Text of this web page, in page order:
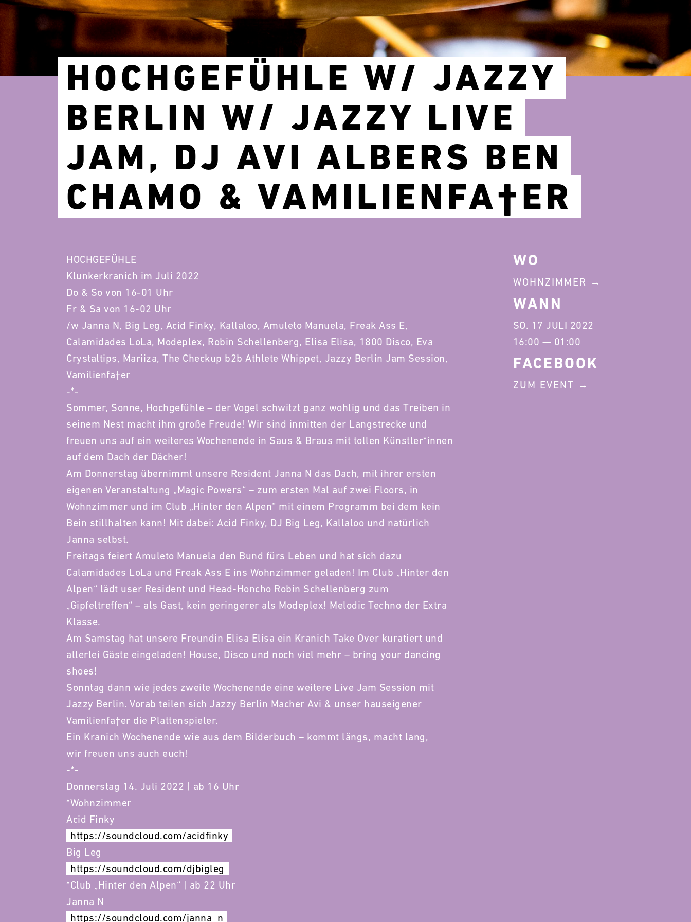
HOCHGEFÜHLE W/ JAZZY
BERLIN W/ JAZZY LIVE
JAM, DJ AVI ALBERS BEN
CHAMO & VAMILIENFA†ER
HOCHGEFÜHLE
Klunkerkranich im Juli 2022
Do & So von 16-01 Uhr
Fr & Sa von 16-02 Uhr
/w Janna N, Big Leg, Acid Finky, Kallaloo, Amuleto Manuela, Freak Ass E,
Calamidades LoLa, Modeplex, Robin Schellenberg, Elisa Elisa, 1800 Disco, Eva
Crystaltips, Mariiza, The Checkup b2b Athlete Whippet, Jazzy Berlin Jam Session,
Vamilienfa†er
-*-
Sommer, Sonne, Hochgefühle – der Vogel schwitzt ganz wohlig und das Treiben in
seinem Nest macht ihm große Freude! Wir sind inmitten der Langstrecke und
freuen uns auf ein weiteres Wochenende in Saus & Braus mit tollen Künstler*innen
auf dem Dach der Dächer!
Am Donnerstag übernimmt unsere Resident Janna N das Dach, mit ihrer ersten
eigenen Veranstaltung „Magic Powers“ – zum ersten Mal auf zwei Floors, in
Wohnzimmer und im Club „Hinter den Alpen“ mit einem Programm bei dem kein
Bein stillhalten kann! Mit dabei: Acid Finky, DJ Big Leg, Kallaloo und natürlich
Janna selbst.
Freitags feiert Amuleto Manuela den Bund fürs Leben und hat sich dazu
Calamidades LoLa und Freak Ass E ins Wohnzimmer geladen! Im Club „Hinter den
Alpen“ lädt user Resident und Head-Honcho Robin Schellenberg zum
„Gipfeltreffen“ – als Gast, kein geringerer als Modeplex! Melodic Techno der Extra
Klasse.
Am Samstag hat unsere Freundin Elisa Elisa ein Kranich Take Over kuratiert und
allerlei Gäste eingeladen! House, Disco und noch viel mehr – bring your dancing
shoes!
Sonntag dann wie jedes zweite Wochenende eine weitere Live Jam Session mit
Jazzy Berlin. Vorab teilen sich Jazzy Berlin Macher Avi & unser hauseigener
Vamilienfa†er die Plattenspieler.
Ein Kranich Wochenende wie aus dem Bilderbuch – kommt längs, macht lang,
wir freuen uns auch euch!
-*-
Donnerstag 14. Juli 2022 | ab 16 Uhr
*Wohnzimmer
Acid Finky
https://soundcloud.com/acidfinky
Big Leg
https://soundcloud.com/djbigleg
*Club „Hinter den Alpen“ | ab 22 Uhr
Janna N
https://soundcloud.com/janna_n
WO
WOHNZIMMER
WANN
SO. 17 JULI 2022
16:00 — 01:00
FACEBOOK
ZUM EVENT